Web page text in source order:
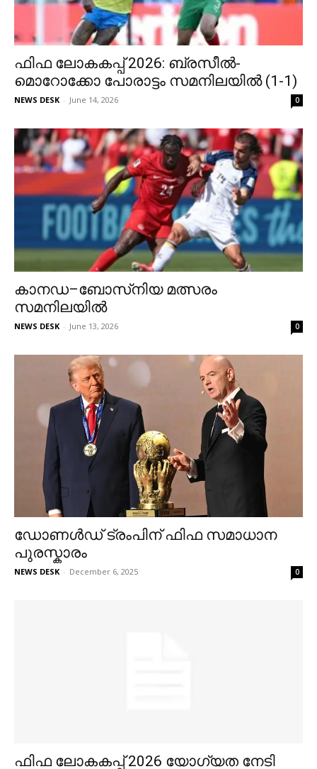
ഫിഫ ലോകകപ്പ് 2026: ബ്രസീൽ-
മൊറോക്കോ പോരാട്ടം സമനിലയിൽ (1-1)
NEWS DESK - June 14, 2026 0
കാനഡ–ബോസ്‌നിയ മത്സരം
സമനിലയില്‍
NEWS DESK - June 13, 2026 0
ഡോണൾഡ് ട്രംപിന് ഫിഫ സമാധാന
പുരസ്കാരം
NEWS DESK - December 6, 2025 0
ഫിഫ ലോകകപ്പ് 2026 യോഗ്യത നേടി